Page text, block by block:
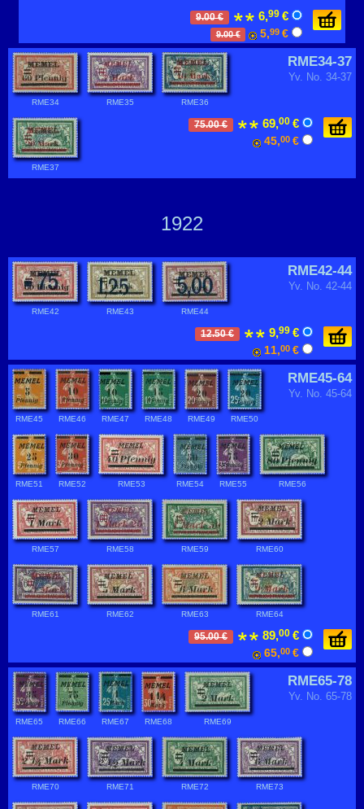
9.00 € 6,99 €
9.00 € 5,99 €
RME34-37
Yv. No. 34-37
RME34 RME35 RME36
RME37
75.00 € 69,00 €
45,00 €
1922
RME42-44
Yv. No. 42-44
RME42 RME43 RME44
12.50 € 9,99 €
11,00 €
RME45-64
Yv. No. 45-64
RME45 RME46 RME47 RME48 RME49 RME50
RME51 RME52 RME53 RME54 RME55 RME56
RME57 RME58 RME59 RME60
RME61 RME62 RME63 RME64
95.00 € 89,00 €
65,00 €
RME65-78
Yv. No. 65-78
RME65 RME66 RME67 RME68 RME69
RME70 RME71 RME72 RME73